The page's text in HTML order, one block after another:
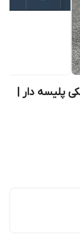
پلیسه دار |